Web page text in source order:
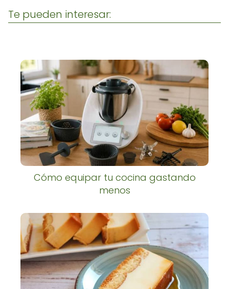
Te pueden interesar:
Cómo equipar tu cocina gastando
menos